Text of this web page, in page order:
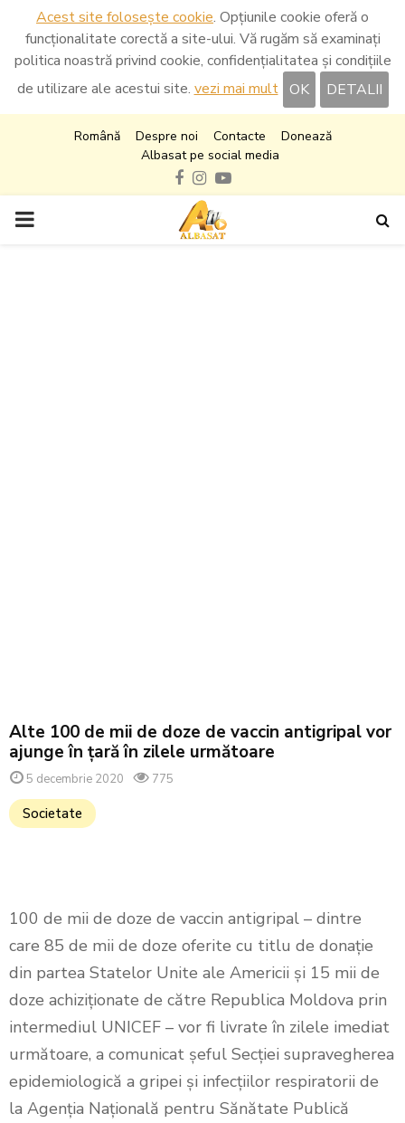
Acest site folosește cookie. Opțiunile cookie oferă o
funcționalitate corectă a site-ului. Vă rugăm să examinați
politica noastră privind cookie, confidențialitatea și condițiile
de utilizare ale acestui site. vezi mai mult OK DETALII
Română Despre noi Contacte
Donează
Albasat pe social media
Facebook
Instagram
Youtube
PRIMARY
Alte 100 de mii de doze de vaccin antigripal vor
ajunge în țară în zilele următoare
5 decembrie 2020 775
Societate
100 de mii de doze de vaccin antigripal – dintre
care 85 de mii de doze oferite cu titlu de donație
din partea Statelor Unite ale Americii și 15 mii de
doze achiziționate de către Republica Moldova prin
intermediul UNICEF – vor fi livrate în zilele imediat
următoare, a comunicat șeful Secției supravegherea
epidemiologică a gripei și infecțiilor respiratorii de
la Agenția Națională pentru Sănătate Publică